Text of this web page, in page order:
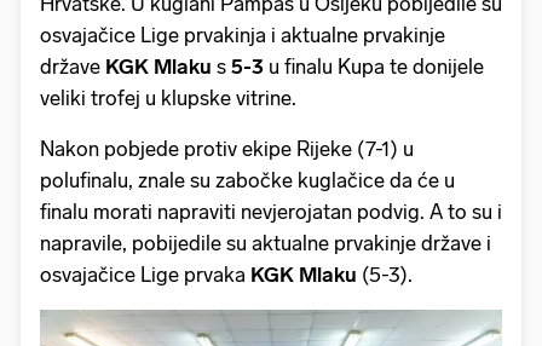
osvajačice Lige prvakinja i aktualne prvakinje
države KGK Mlaku s 5-3 u finalu Kupa te donijele
veliki trofej u klupske vitrine.
Nakon pobjede protiv ekipe Rijeke (7-1) u
polufinalu, znale su zabočke kuglačice da će u
finalu morati napraviti nevjerojatan podvig. A to su i
napravile, pobijedile su aktualne prvakinje države i
osvajačice Lige prvaka KGK Mlaku (5-3).